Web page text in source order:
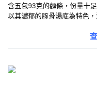
含五包93克的麵條，份量十
以其濃郁的豚骨湯底為特色
存放於陰涼乾燥處，方便保